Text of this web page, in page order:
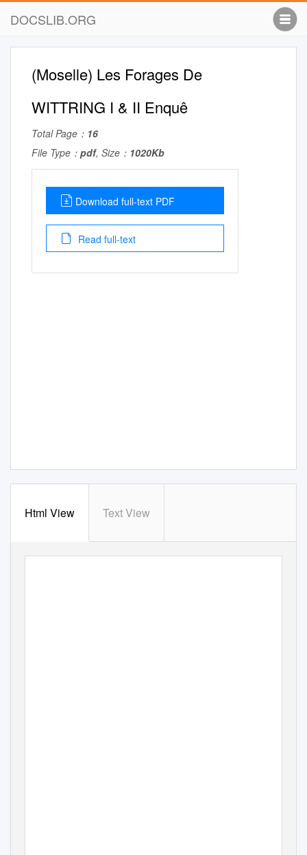
DOCSLIB.ORG
(Moselle) Les Forages De
WITTRING I & II Enquê
Total Page： 16
File Type： pdf, Size： 1020Kb
Download full-text PDF
Read full-text
Html View Text View